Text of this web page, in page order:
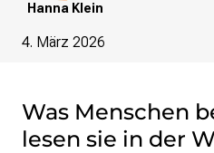
Wikivoyage
Strategische Ausrichtung 2030
Ansprechpartner*innen
Hanna Klein
4. März 2026
Was Menschen
lesen sie in der